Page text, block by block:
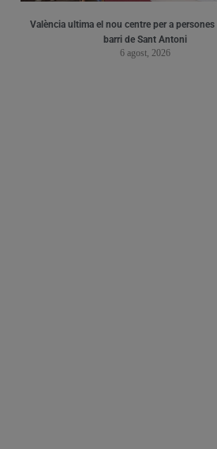
València ultima el nou centre per a
barri de Sant Antoni
6 agost, 2026